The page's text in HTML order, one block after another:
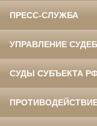
ПРЕСС-СЛУЖБА
УПРАВЛЕНИЕ
СУДЫ СУБЪЕКТА